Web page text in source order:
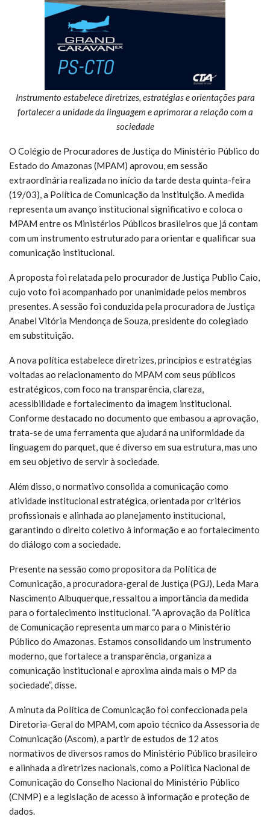
Instrumento estabelece diretrizes, estratégias e orientações para
fortalecer a unidade da linguagem e aprimorar a relação com a
sociedade
O Colégio de Procuradores de Justiça do Ministério Público do
Estado do Amazonas (MPAM) aprovou, em sessão
extraordinária realizada no início da tarde desta quinta-feira
(19/03), a Política de Comunicação da instituição. A medida
representa um avanço institucional significativo e coloca o
MPAM entre os Ministérios Públicos brasileiros que já contam
com um instrumento estruturado para orientar e qualificar sua
comunicação institucional.
A proposta foi relatada pelo procurador de Justiça Publio Caio,
cujo voto foi acompanhado por unanimidade pelos membros
presentes. A sessão foi conduzida pela procuradora de Justiça
Anabel Vitória Mendonça de Souza, presidente do colegiado
em substituição.
A nova política estabelece diretrizes, princípios e estratégias
voltadas ao relacionamento do MPAM com seus públicos
estratégicos, com foco na transparência, clareza,
acessibilidade e fortalecimento da imagem institucional.
Conforme destacado no documento que embasou a aprovação,
trata-se de uma ferramenta que ajudará na uniformidade da
linguagem do parquet, que é diverso em sua estrutura, mas uno
em seu objetivo de servir à sociedade.
Além disso, o normativo consolida a comunicação como
atividade institucional estratégica, orientada por critérios
profissionais e alinhada ao planejamento institucional,
garantindo o direito coletivo à informação e ao fortalecimento
do diálogo com a sociedade.
Presente na sessão como propositora da Política de
Comunicação, a procuradora-geral de Justiça (PGJ), Leda Mara
Nascimento Albuquerque, ressaltou a importância da medida
para o fortalecimento institucional. “A aprovação da Política
de Comunicação representa um marco para o Ministério
Público do Amazonas. Estamos consolidando um instrumento
moderno, que fortalece a transparência, organiza a
comunicação institucional e aproxima ainda mais o MP da
sociedade”, disse.
A minuta da Política de Comunicação foi confeccionada pela
Diretoria-Geral do MPAM, com apoio técnico da Assessoria de
Comunicação (Ascom), a partir de estudos de 12 atos
normativos de diversos ramos do Ministério Público brasileiro
e alinhada a diretrizes nacionais, como a Política Nacional de
Comunicação do Conselho Nacional do Ministério Público
(CNMP) e a legislação de acesso à informação e proteção de
dados.